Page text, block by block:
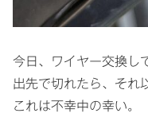
今日、ワイヤー交換し
出先で切れたら、それ
これは不幸中の幸い